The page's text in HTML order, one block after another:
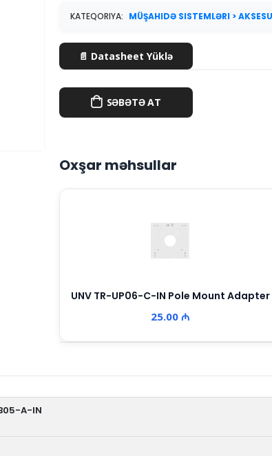
KATEQORIYA: MÜŞAHIDƏ SISTEMLƏRI >
📄 Datasheet Yüklə
SƏBƏTƏ AT
Oxşar məhsullar
UNV TR-UP06-C-IN Pole Mount Adapter
25.00 ₼
A-IN